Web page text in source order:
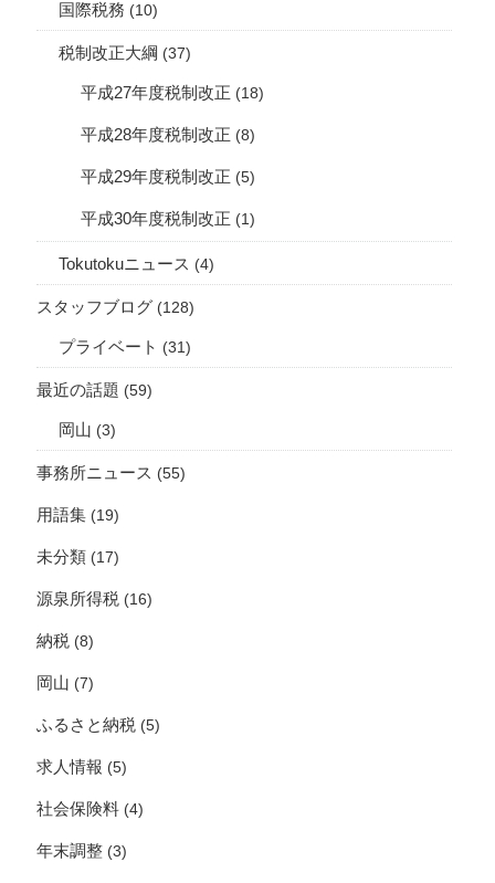
国際税務 (10)
税制改正大綱 (37)
平成27年度税制改正 (18)
平成28年度税制改正 (8)
平成29年度税制改正 (5)
平成30年度税制改正 (1)
Tokutokuニュース (4)
スタッフブログ (128)
プライベート (31)
最近の話題 (59)
岡山 (3)
事務所ニュース (55)
用語集 (19)
未分類 (17)
源泉所得税 (16)
納税 (8)
岡山 (7)
ふるさと納税 (5)
求人情報 (5)
社会保険料 (4)
年末調整 (3)